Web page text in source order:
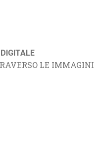
LE IMMAGINI